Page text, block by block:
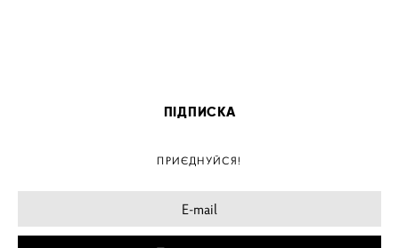
ПІДПИСКА
ПРИЄДНУЙСЯ!